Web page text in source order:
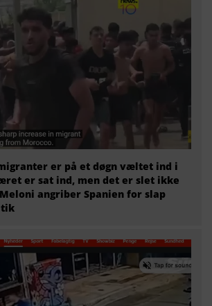
er på et døgn væltet ind i
er sat ind, men det er slet ikke
angriber Spanien for slap